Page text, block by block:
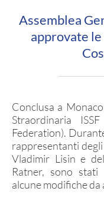
IL
Assemblea
approvate
Conclusa a
Straordinaria
Federation).
rappresentanti
Vladimir Lisin e
Ratner, sono
alcune modifiche da